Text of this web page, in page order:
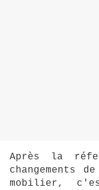
Après la
changements
mobilier,